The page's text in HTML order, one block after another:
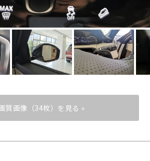
質画像（34枚）を見る »